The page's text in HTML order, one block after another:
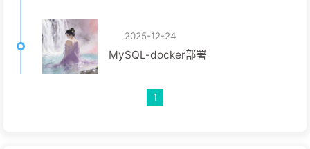
2025-12-24
MySQL-docker部署
1